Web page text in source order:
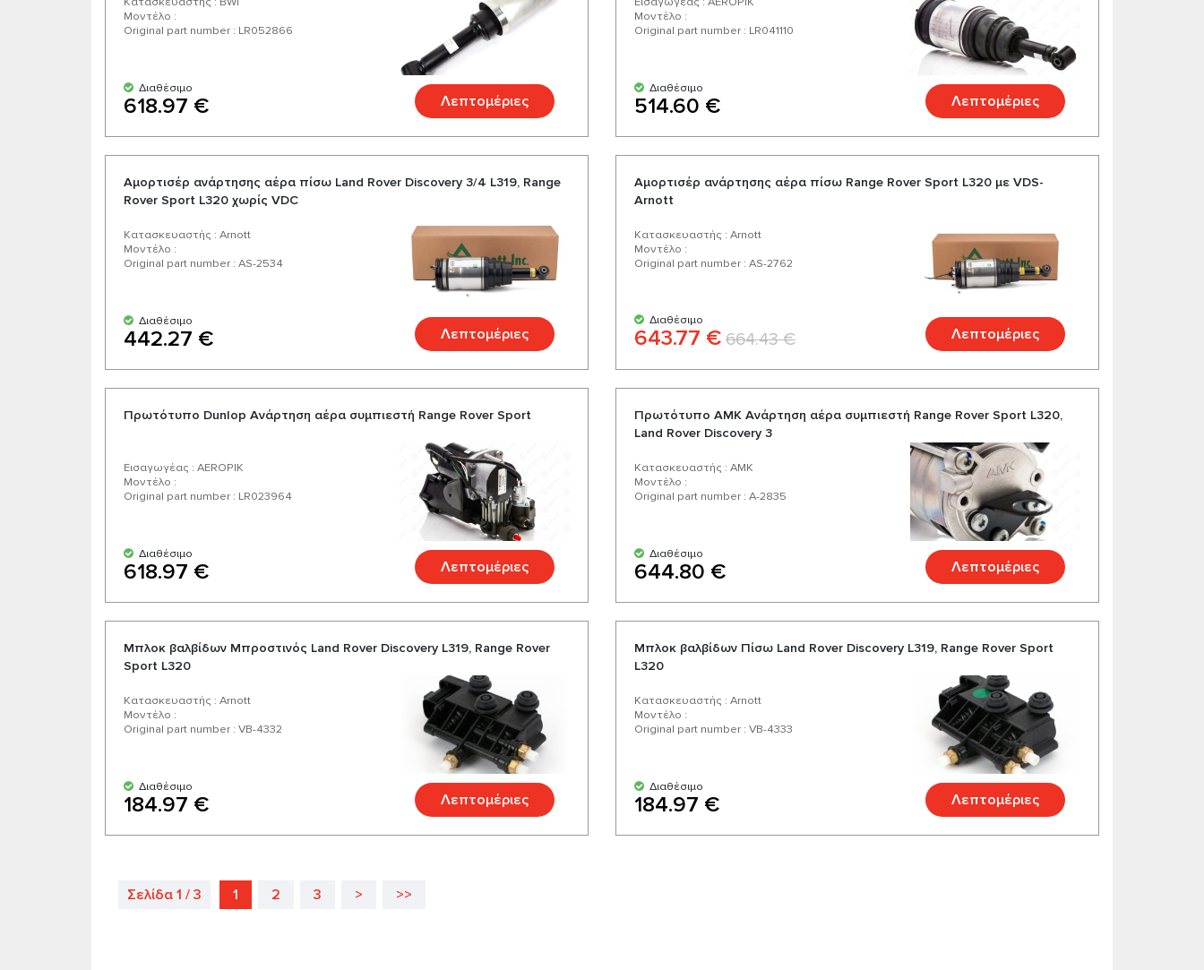
Μοντέλο :
Original part number : LR052866
Διαθέσιμο
618.97 € Λεπτομέριες
Μοντέλο :
Original part number : LR041110
Διαθέσιμο
514.60 € Λεπτομέριες
Αμορτισέρ ανάρτησης αέρα πίσω Land Rover Discovery 3/4 L319, Range
Rover Sport L320 χωρίς VDC
Κατασκευαστής : Arnott
Μοντέλο :
Original part number : AS-2534
Διαθέσιμο
442.27 € Λεπτομέριες
Αμορτισέρ ανάρτησης αέρα πίσω Range Rover Sport L320 με VDS-
Arnott
Κατασκευαστής : Arnott
Μοντέλο :
Original part number : AS-2762
Διαθέσιμο
643.77 € 664.43 € Λεπτομέριες
Πρωτότυπο Dunlop Ανάρτηση αέρα συμπιεστή Range Rover Sport
Εισαγωγέας : AEROPIK
Μοντέλο :
Original part number : LR023964
Διαθέσιμο
618.97 € Λεπτομέριες
Πρωτότυπο AMK Ανάρτηση αέρα συμπιεστή Range Rover Sport L320,
Land Rover Discovery 3
Κατασκευαστής : AMK
Μοντέλο :
Original part number : А-2835
Διαθέσιμο
644.80 € Λεπτομέριες
Μπλοκ βαλβίδων Μπροστινός Land Rover Discovery L319, Range Rover
Sport L320
Κατασκευαστής : Arnott
Μοντέλο :
Original part number : VB-4332
Διαθέσιμο
184.97 € Λεπτομέριες
Μπλοκ βαλβίδων Πίσω Land Rover Discovery L319, Range Rover Sport
L320
Κατασκευαστής : Arnott
Μοντέλο :
Original part number : VB-4333
Διαθέσιμο
184.97 € Λεπτομέριες
Σελίδα 1 / 3 1 2 3 > >>